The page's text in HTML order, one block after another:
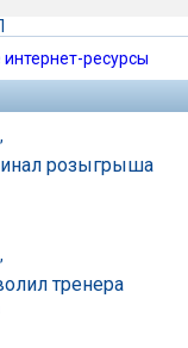
ресурсы
розыгрыша
тренера